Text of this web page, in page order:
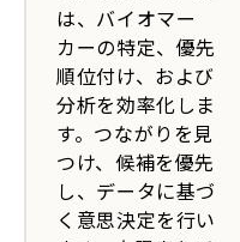
は、バイオマー
カーの特定、優先
順位付け、および
分析を効率化しま
す。つながりを見
つけ、候補を優先
し、データに基づ
く意思決定を行い